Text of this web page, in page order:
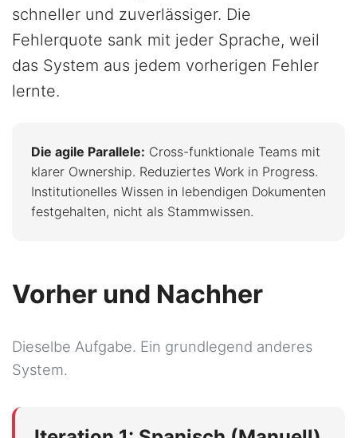
schneller und zuverlässiger. Die
Fehlerquote sank mit jeder Sprache, weil
das System aus jedem vorherigen Fehler
lernte.
Die agile Parallele: Cross-funktionale Teams mit
klarer Ownership. Reduziertes Work in Progress.
Institutionelles Wissen in lebendigen Dokumenten
festgehalten, nicht als Stammwissen.
Vorher und Nachher
Dieselbe Aufgabe. Ein grundlegend anderes
System.